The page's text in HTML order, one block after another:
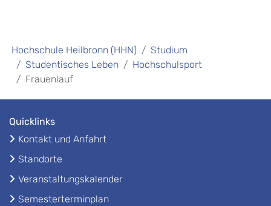
Hochschule Heilbronn (HHN)
Studium
Studentisches Leben
Hochschulsport
Frauenlauf
Quicklinks
Kontakt und Anfahrt
Standorte
Veranstaltungskalender
Semesterterminplan